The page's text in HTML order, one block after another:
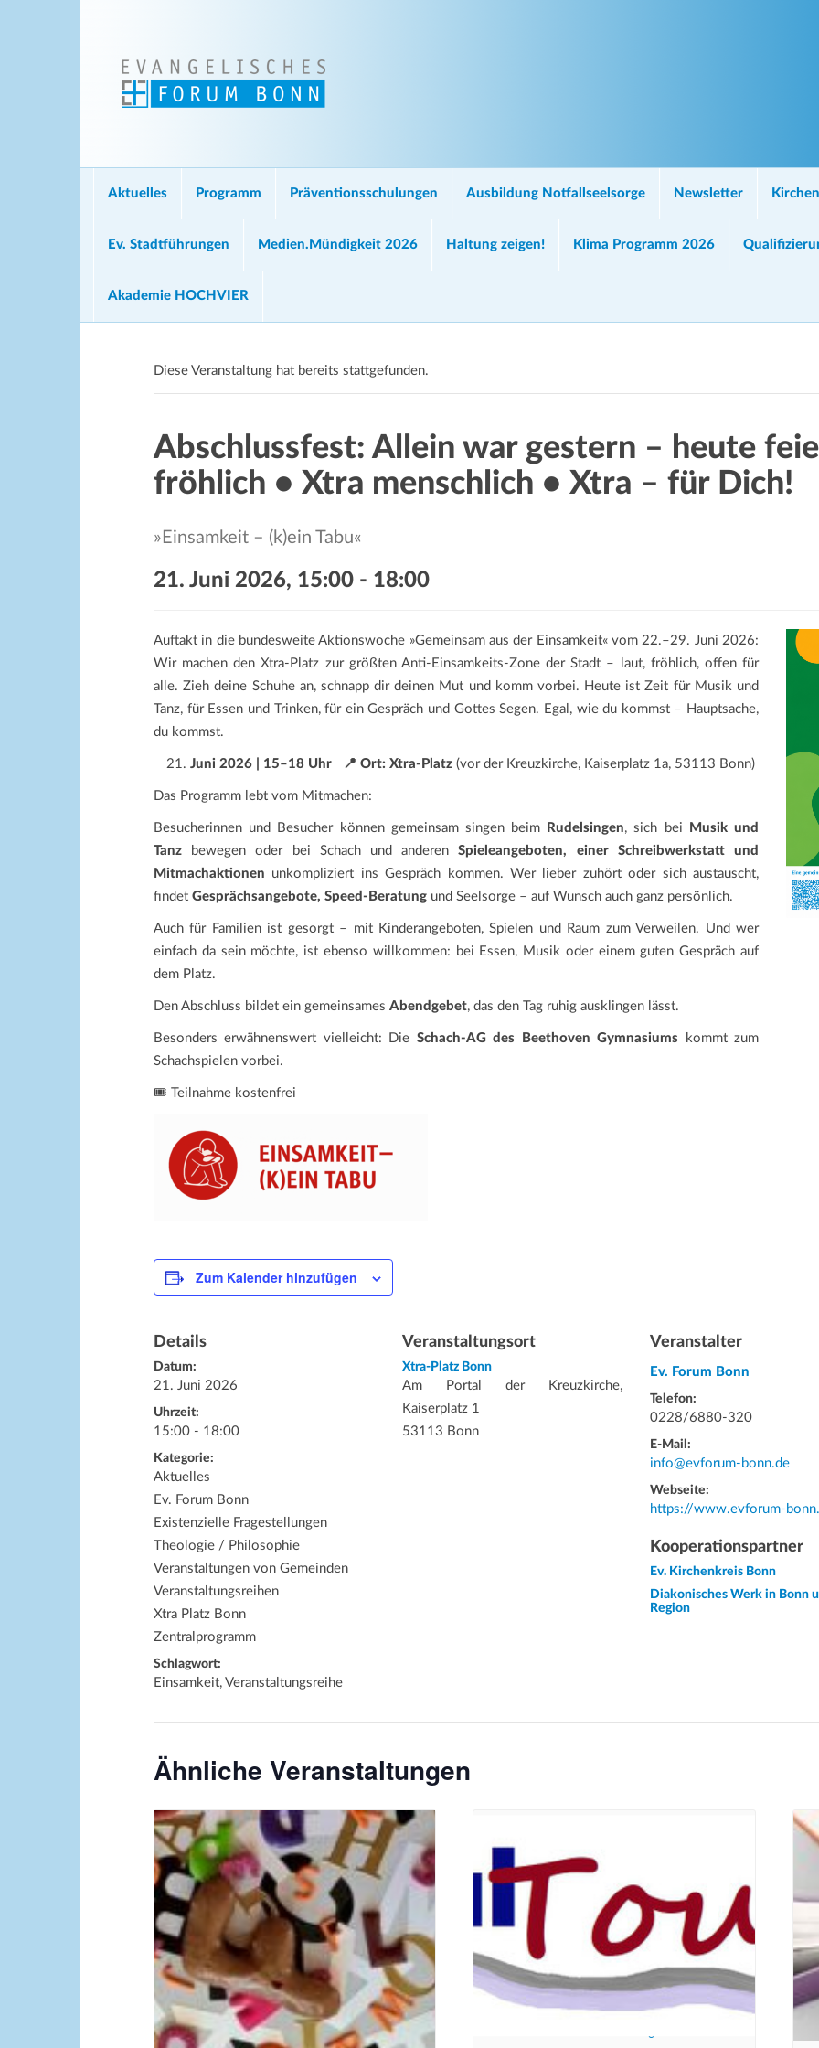
Aktuelles Programm Präventionsschulungen Ausbildung Notfallseelsorge Newsletter
Ev. Stadtführungen Medien.Mündigkeit 2026 Haltung zeigen! Klima Programm 2026
Akademie HOCHVIER
Diese Veranstaltung hat bereits stattgefunden.
Abschlussfest: Allein war gestern – heute
fröhlich • Xtra menschlich • Xtra – für Dich!
»Einsamkeit – (k)ein Tabu«
21. Juni 2026, 15:00 - 18:00
Auftakt in die bundesweite Aktionswoche »Gemeinsam aus der Einsamkeit« vom 22.–29. Juni 2026:
Wir machen den Xtra‑Platz zur größten Anti‑Einsamkeits‑Zone der Stadt – laut, fröhlich, offen für
alle. Zieh deine Schuhe an, schnapp dir deinen Mut und komm vorbei. Heute ist Zeit für Musik und
Tanz, für Essen und Trinken, für ein Gespräch und Gottes Segen. Egal, wie du kommst – Hauptsache,
du kommst.
Juni 2026 | 15–18 Uhr 📍 Ort: Xtra-Platz (vor der Kreuzkirche, Kaiserplatz 1a, 53113 Bonn)
Das Programm lebt vom Mitmachen:
Besucherinnen und Besucher können gemeinsam singen beim Rudelsingen, sich bei
Musik und
Tanz bewegen oder bei Schach und anderenSpieleangeboten, einer Schreibwerkstatt und
Mitmachaktionen unkompliziert ins Gespräch kommen. Wer lieber zuhört oder sich austauscht,
findet Gesprächsangebote, Speed-Beratung und Seelsorge – auf Wunsch auch ganz persönlich.
Auch für Familien ist gesorgt – mit Kinderangeboten, Spielen und Raum zum Verweilen. Und wer
einfach da sein möchte, ist ebenso willkommen: bei Essen, Musik oder einem guten Gespräch auf
dem Platz.
Den Abschluss bildet ein gemeinsames Abendgebet, das den Tag ruhig ausklingen lässt.
Besonders erwähnenswert vielleicht: Die Schach-AG des Beethoven Gymnasiums kommt zum
Schachspielen vorbei.
🎟️ Teilnahme kostenfrei
Zum Kalender hinzufügen
Details
Datum:
21. Juni 2026
Uhrzeit:
15:00 - 18:00
Kategorie:
Aktuelles
Ev. Forum Bonn
Existenzielle Fragestellungen
Theologie / Philosophie
Veranstaltungen von Gemeinden
Veranstaltungsreihen
Xtra Platz Bonn
Zentralprogramm
Schlagwort:
Einsamkeit, Veranstaltungsreihe
Veranstaltungsort
Xtra-Platz Bonn
Am Portal der Kreuzkirche,
Kaiserplatz 1
53113 Bonn
Veranstalter
Ev. Forum Bonn
Telefon:
0228/6880-320
E-Mail:
info@evforum-bonn.de
Webseite:
https://www.evforum-
Kooperationspartner
Ev. Kirchenkreis Bonn
Diakonisches Werk in Bonn
Region
Ähnliche Veranstaltungen
Bildquelle_ Pixabay Free_Christoph